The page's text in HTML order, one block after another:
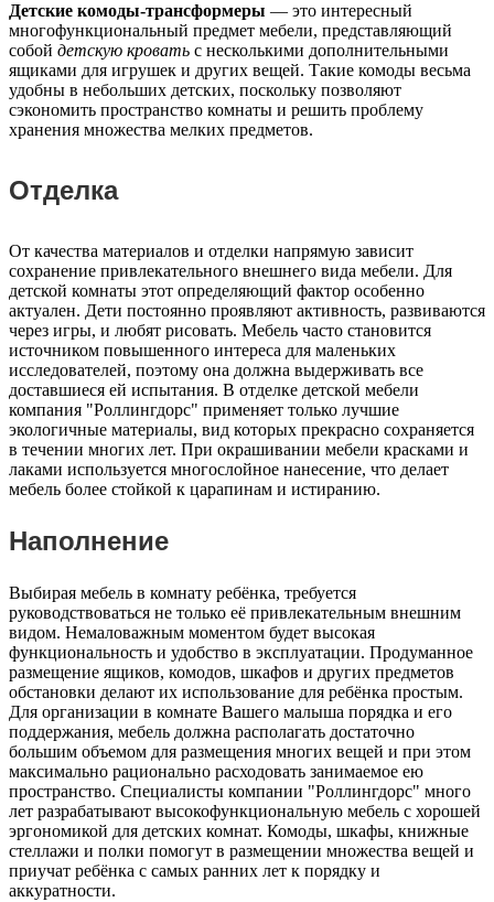
Детские комоды-трансформеры — это интересный
многофункциональный предмет мебели, представляющий
собой детскую кровать с несколькими дополнительными
ящиками для игрушек и других вещей. Такие комоды весьма
удобны в небольших детских, поскольку позволяют
сэкономить пространство комнаты и решить проблему
хранения множества мелких предметов.
Отделка
От качества материалов и отделки напрямую зависит
сохранение привлекательного внешнего вида мебели. Для
детской комнаты этот определяющий фактор особенно
актуален. Дети постоянно проявляют активность, развиваются
через игры, и любят рисовать. Мебель часто становится
источником повышенного интереса для маленьких
исследователей, поэтому она должна выдерживать все
доставшиеся ей испытания. В отделке детской мебели
компания "Роллингдорс" применяет только лучшие
экологичные материалы, вид которых прекрасно сохраняется
в течении многих лет. При окрашивании мебели красками и
лаками используется многослойное нанесение, что делает
мебель более стойкой к царапинам и истиранию.
Наполнение
Выбирая мебель в комнату ребёнка, требуется
руководствоваться не только её привлекательным внешним
видом. Немаловажным моментом будет высокая
функциональность и удобство в эксплуатации. Продуманное
размещение ящиков, комодов, шкафов и других предметов
обстановки делают их использование для ребёнка простым.
Для организации в комнате Вашего малыша порядка и его
поддержания, мебель должна располагать достаточно
большим объемом для размещения многих вещей и при этом
максимально рационально расходовать занимаемое ею
пространство. Специалисты компании "Роллингдорс" много
лет разрабатывают высокофункциональную мебель с хорошей
эргономикой для детских комнат. Комоды, шкафы, книжные
стеллажи и полки помогут в размещении множества вещей и
приучат ребёнка с самых ранних лет к порядку и
аккуратности.